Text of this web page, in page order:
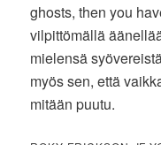
ghosts, then you
vilpittömällä
mielensä
myös sen, että
mitään puutu.